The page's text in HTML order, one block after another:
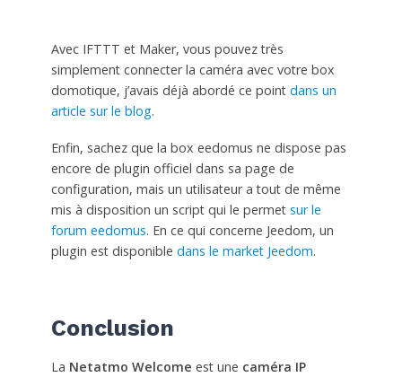
Avec IFTTT et Maker, vous pouvez très
simplement connecter la caméra avec votre box
domotique, j’avais déjà abordé ce point dans un
article sur le blog.
Enfin, sachez que la box eedomus ne dispose pas
encore de plugin officiel dans sa page de
configuration, mais un utilisateur a tout de même
mis à disposition un script qui le permet sur le
forum eedomus. En ce qui concerne Jeedom, un
plugin est disponible dans le market Jeedom.
Conclusion
La Netatmo Welcome est une caméra IP